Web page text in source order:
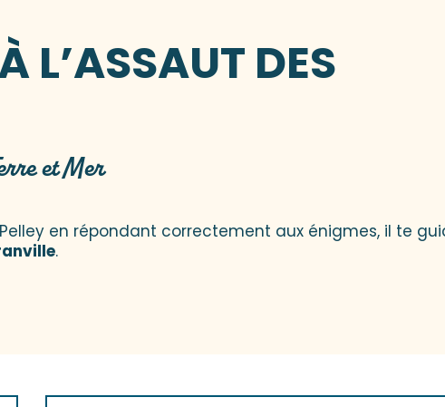
L’ASSAUT DES
et Mer
en répondant correctement aux énigmes, il te
.